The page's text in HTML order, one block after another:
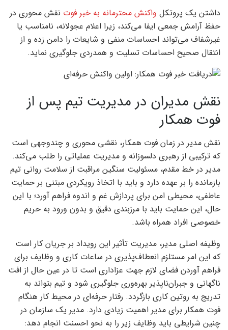
داشتن یک پروتکل واکنش محترمانه به خبر فوت نقش محوری در
حفظ آرامش جمعی ایفا می‌کند، زیرا اعلام عجولانه، نامناسب یا
غیرشفاف می‌تواند احساسات منفی و شایعات را دامن زده و از
انتقال صحیح احساسات تسلیت و همدردی جلوگیری نماید.
نقش مدیران در مدیریت تیم پس از
فوت همکار
نقش مدیر در زمان فوت همکار، نقشی محوری و چندوجهی است
که ترکیبی از رهبری دلسوزانه و مدیریت عملیاتی را طلب می‌کند.
مدیر در خط مقدم، مسئولیت سنگین مراقبت از سلامت روانی تیم
بازمانده را بر عهده دارد و باید با اتخاذ رویکردی مبتنی بر حمایت
عاطفی، محیطی امن برای پردازش غم و اندوه فراهم آورد؛ با این
حال، این حمایت باید با مرزبندی دقیق و بدون ورود به حریم
خصوصی افراد همراه باشد.
وظیفه اصلی مدیر، مدیریت تأثیر این رویداد بر جریان کار است
که این امر مستلزم انعطاف‌پذیری در ساعات کاری و وظایف برای
فراهم آوردن فضای لازم جهت عزاداری است تا در عین حال از افت
ناگهانی و جبران‌ناپذیر بهره‌وری جلوگیری شود و تیم بتواند به
تدریج به روتین کاری بازگردد. رفتار حرفه‌ای در محیط کار هنگام
فوت همکار برای مدیر اهمیت زیادی دارد. مدیر یک سازمان در
چنین شرایطی باید وظایف زیر را به نحو احسنت انجام دهد: